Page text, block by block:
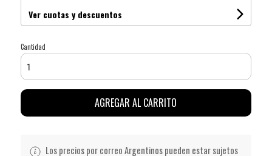
Ver cuotas y descuentos
Cantidad
AGREGAR AL CARRITO
Los precios por correo Argentinos pueden estar sujetos